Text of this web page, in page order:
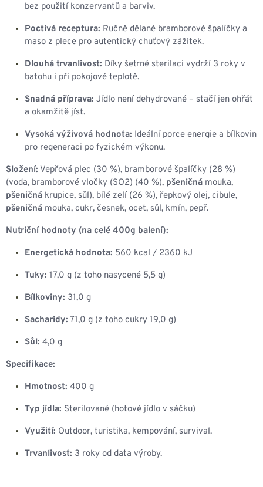
bez použití konzervantů a barviv.
Poctivá receptura: Ručně dělané bramborové špalíčky a
maso z plece pro autentický chuťový zážitek.
Dlouhá trvanlivost: Díky šetrné sterilaci vydrží 3 roky v
batohu i při pokojové teplotě.
Snadná příprava: Jídlo není dehydrované – stačí jen ohřát
a okamžitě jíst.
Vysoká výživová hodnota: Ideální porce energie a bílkovin
pro regeneraci po fyzickém výkonu.
Složení: Vepřová plec (30 %), bramborové špalíčky (28 %)
(voda, bramborové vločky (SO2) (40 %), pšeničná mouka,
pšeničná krupice, sůl), bílé zelí (26 %), řepkový olej, cibule,
pšeničná mouka, cukr, česnek, ocet, sůl, kmín, pepř.
Nutriční hodnoty (na celé 400g balení):
Energetická hodnota: 560 kcal / 2360 kJ
Tuky: 17,0 g (z toho nasycené 5,5 g)
Bílkoviny: 31,0 g
Sacharidy: 71,0 g (z toho cukry 19,0 g)
Sůl: 4,0 g
Specifikace:
Hmotnost: 400 g
Typ jídla: Sterilované (hotové jídlo v sáčku)
Využití: Outdoor, turistika, kempování, survival.
Trvanlivost: 3 roky od data výroby.